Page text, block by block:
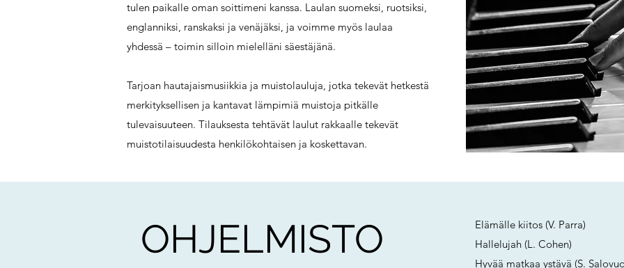
tulen paikalle oman soittimeni kanssa. Laulan suomeksi, ruotsiksi,
englanniksi, ranskaksi ja venäjäksi, ja voimme myös laulaa
yhdessä – toimin silloin mielelläni säestäjänä.
Tarjoan hautajaismusiikkia ja muistolauluja, jotka tekevät hetkestä
merkityksellisen ja kantavat lämpimiä muistoja pitkälle
tulevaisuuteen. Tilauksesta tehtävät laulut rakkaalle tekevät
muistotilaisuudesta henkilökohtaisen ja koskettavan.
OHJELMISTO
Elämälle kiitos (V. Parra)
Hallelujah (L. Cohen)
Hyvää matkaa ystävä (S.